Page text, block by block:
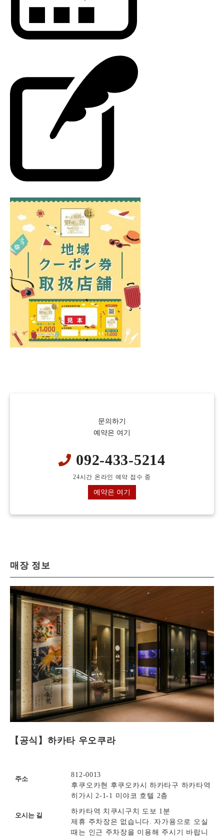
문의하기
예약은 여기
092-433-5214
24시간 온라인 예약 접수 중
예약은 여기
매장 정보
【공식】하카타 우오쿠라
주소
812-0013
후쿠오카현 후쿠오카시 하카타구 하카타역
히가시 2-1-1 미야코 호텔 2층
오시는 길
하카타역 치쿠시구치 도보 1분
제휴 주차장은 없습니다. 자가용으로 오실
때는 인근 주차장을 이용해 주시기 바랍니